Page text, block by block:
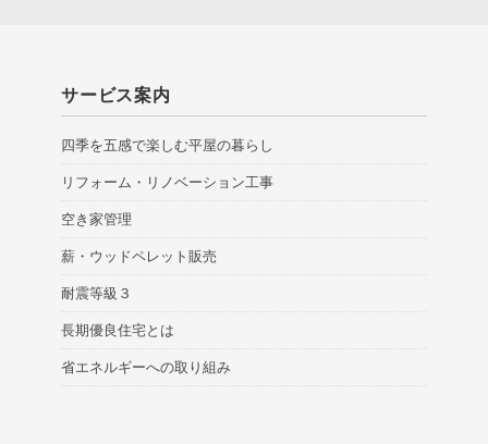
サービス案内
四季を五感で楽しむ平屋の暮らし
リフォーム・リノベーション工事
空き家管理
薪・ウッドペレット販売
耐震等級３
長期優良住宅とは
省エネルギーへの取り組み